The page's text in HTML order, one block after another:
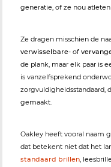
generatie, of ze nou
Ze dragen misschien de
verwisselbare- of
de plank, maar elk paar is
is vanzelfsprekend
gemaakt.
Oakley heeft vooral naam
dat betekent niet dat het
standaard brillen,